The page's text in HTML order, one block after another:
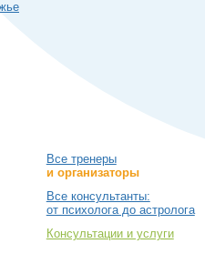
Все тренеры
и организаторы
Все консультанты:
от психолога до астролога
Консультации и услуги